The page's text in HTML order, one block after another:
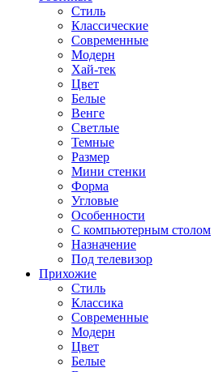
Стиль
Классические
Современные
Модерн
Хай-тек
Цвет
Белые
Венге
Светлые
Темные
Размер
Мини стенки
Форма
Угловые
Особенности
С компьютерным столом
Назначение
Под телевизор
Прихожие
Стиль
Классика
Современные
Модерн
Цвет
Белые